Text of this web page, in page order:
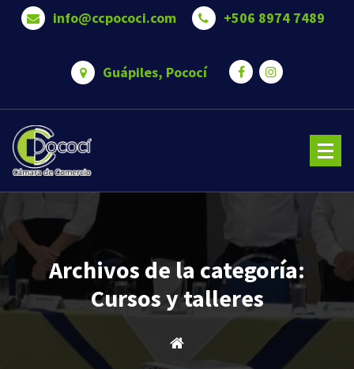
Saltar
info@ccpococi.com +506 8974 7489
Guápiles, Pococí
oportunidades a nuestros asociados.
Archivos de la categoría:
Cursos y talleres